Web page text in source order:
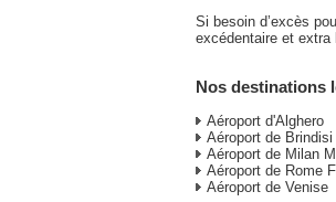
Si besoin d’excès
excédentaire et extra
Nos destinations
Aéroport d'Alghero
Aéroport de Brindisi
Aéroport de Milan
Aéroport de Rome
Aéroport de Venise